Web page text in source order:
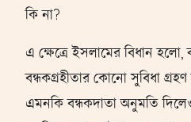
কি না?
এ ক্ষেত্রে ইসলামের বিধান হলো,
বন্ধকগ্রহীতার কোনো সুবিধা
এমনকি বন্ধকদাতা অনুমতি